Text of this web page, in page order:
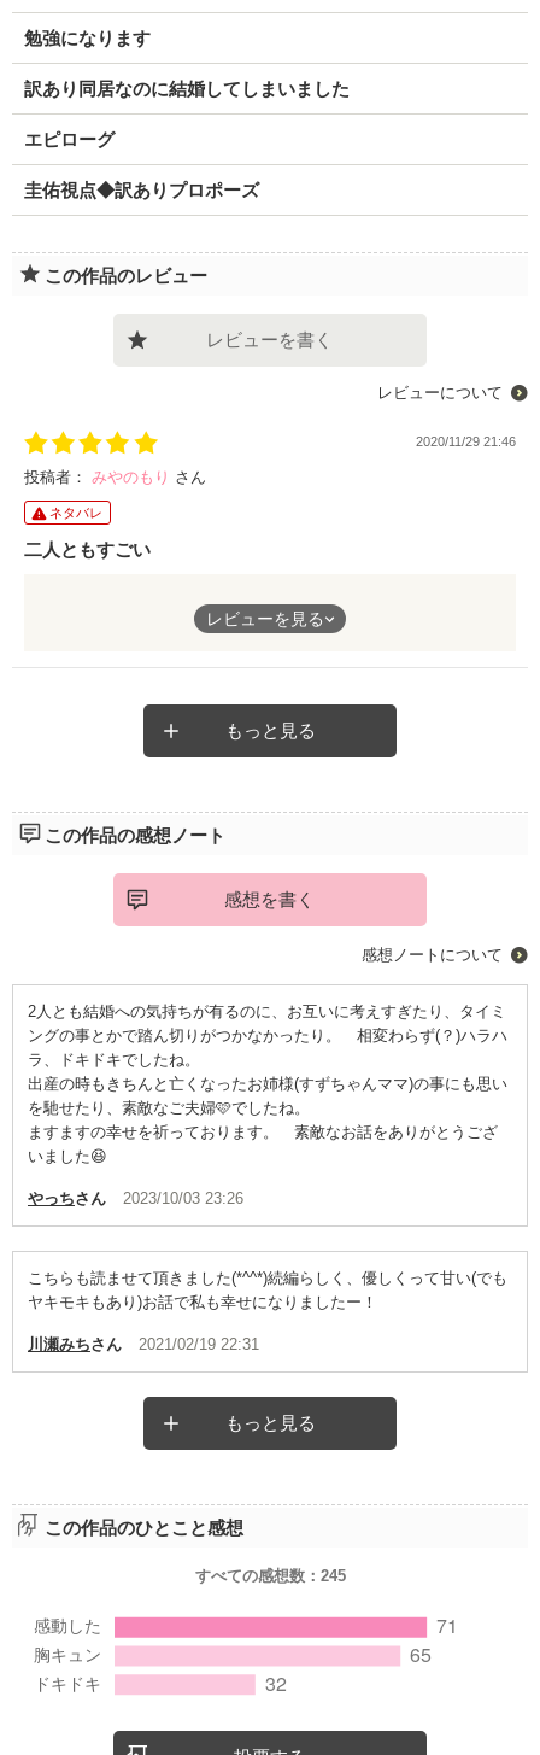
勉強になります
訳あり同居なのに結婚してしまいました
エピローグ
圭佑視点◆訳ありプロポーズ
この作品のレビュー
レビューを書く
レビューについて
2020/11/29 21:46
投稿者： みやのもり さん
ネタバレ
二人ともすごい
姉の子供を、育てるなんて、実子でも
大変なのに，すごい。
悲しみを乗り越えて、頑張ってほしい。
レビューを見る
もっと見る
この作品の感想ノート
感想を書く
感想ノートについて
2人とも結婚への気持ちが有るのに、お互いに考えすぎたり、タイミ
ングの事とかで踏ん切りがつかなかったり。 相変わらず(？)ハラハ
ラ、ドキドキでしたね。
出産の時もきちんと亡くなったお姉様(すずちゃんママ)の事にも思い
を馳せたり、素敵なご夫婦🩷でしたね。
ますますの幸せを祈っております。 素敵なお話をありがとうござ
いました😆
やっちさん 2023/10/03 23:26
こちらも読ませて頂きました(*^^*)続編らしく、優しくって甘い(でも
ヤキモキもあり)お話で私も幸せになりましたー！
川瀬みちさん 2021/02/19 22:31
もっと見る
この作品のひとこと感想
すべての感想数： 245